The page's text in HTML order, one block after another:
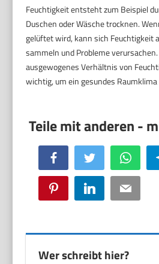
Feuchtigkeit entsteht zum Beispiel
Duschen oder Wäsche trocknen.
gelüftet wird, kann sich Feuchtigkeit
sammeln und Probleme
ausgewogenes Verhältnis von
wichtig, um ein gesundes
Facebook Twitter
Pinterest LinkedIn Email
Wer schreibt hier?